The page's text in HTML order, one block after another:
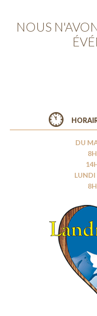
NOUS
DU
LUNDI